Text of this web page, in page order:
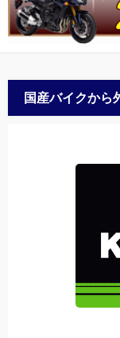
国産バイクから